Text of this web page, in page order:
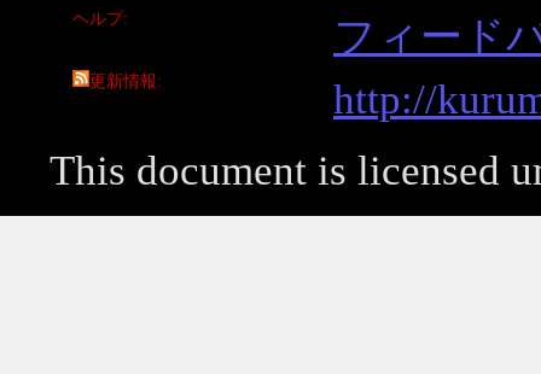
ヘルプ フィード
更新情報
http://
This document is licensed